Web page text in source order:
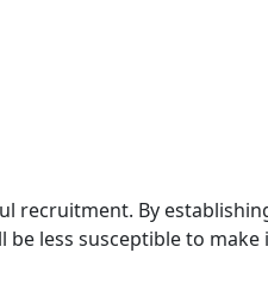
recruitment. By
less susceptible to